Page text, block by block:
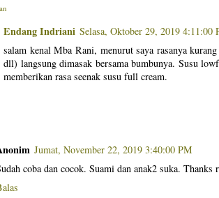
Endang Indriani Selasa, Oktober 29, 2019 4:11:00
salam kenal Mba Rani, menurut saya rasanya
dll) langsung dimasak bersama bumbunya. Susu
memberikan rasa seenak susu full cream.
Jumat, November 22, 2019 3:40:00 PM
coba dan cocok. Suami dan anak2 suka. Thanks